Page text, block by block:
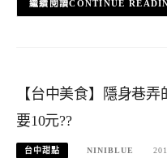
CONTINUE
【台中美食】隱身巷
要10元??
台中甜點 NINIBLUE